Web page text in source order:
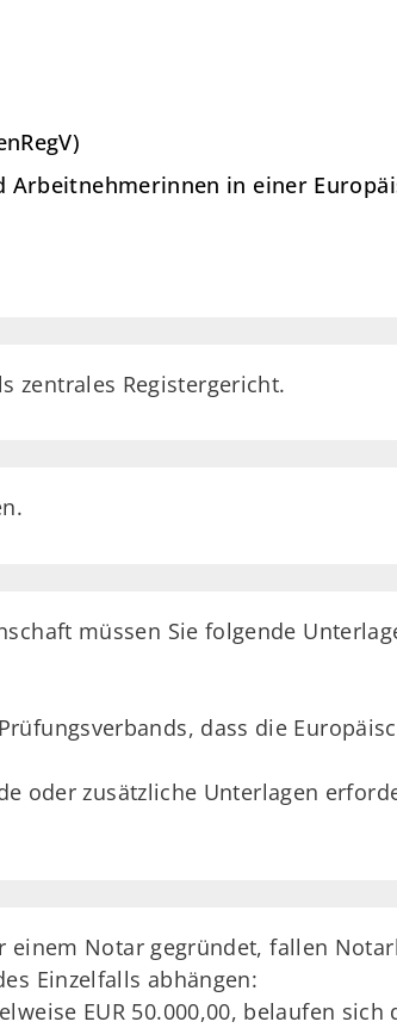
in einer
zentrales Registergericht.
müssen Sie folgende
dass die
oder zusätzliche Unterlagen
Notar gegründet, fallen
Einzelfalls abhängen:
EUR 50.000,00, belaufen